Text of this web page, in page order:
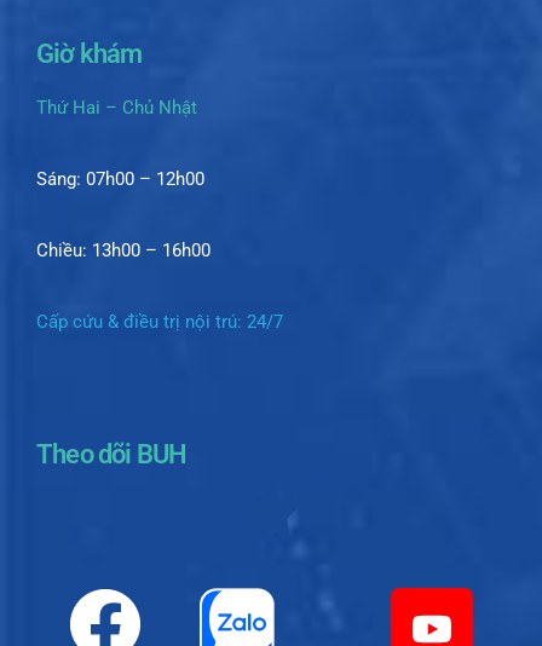
Giờ khám
Thứ Hai – Chủ Nhật
Sáng: 07h00 – 12h00
Chiều: 13h00 – 16h00
Cấp cứu & điều trị nội trú: 24/7
Theo dõi BUH